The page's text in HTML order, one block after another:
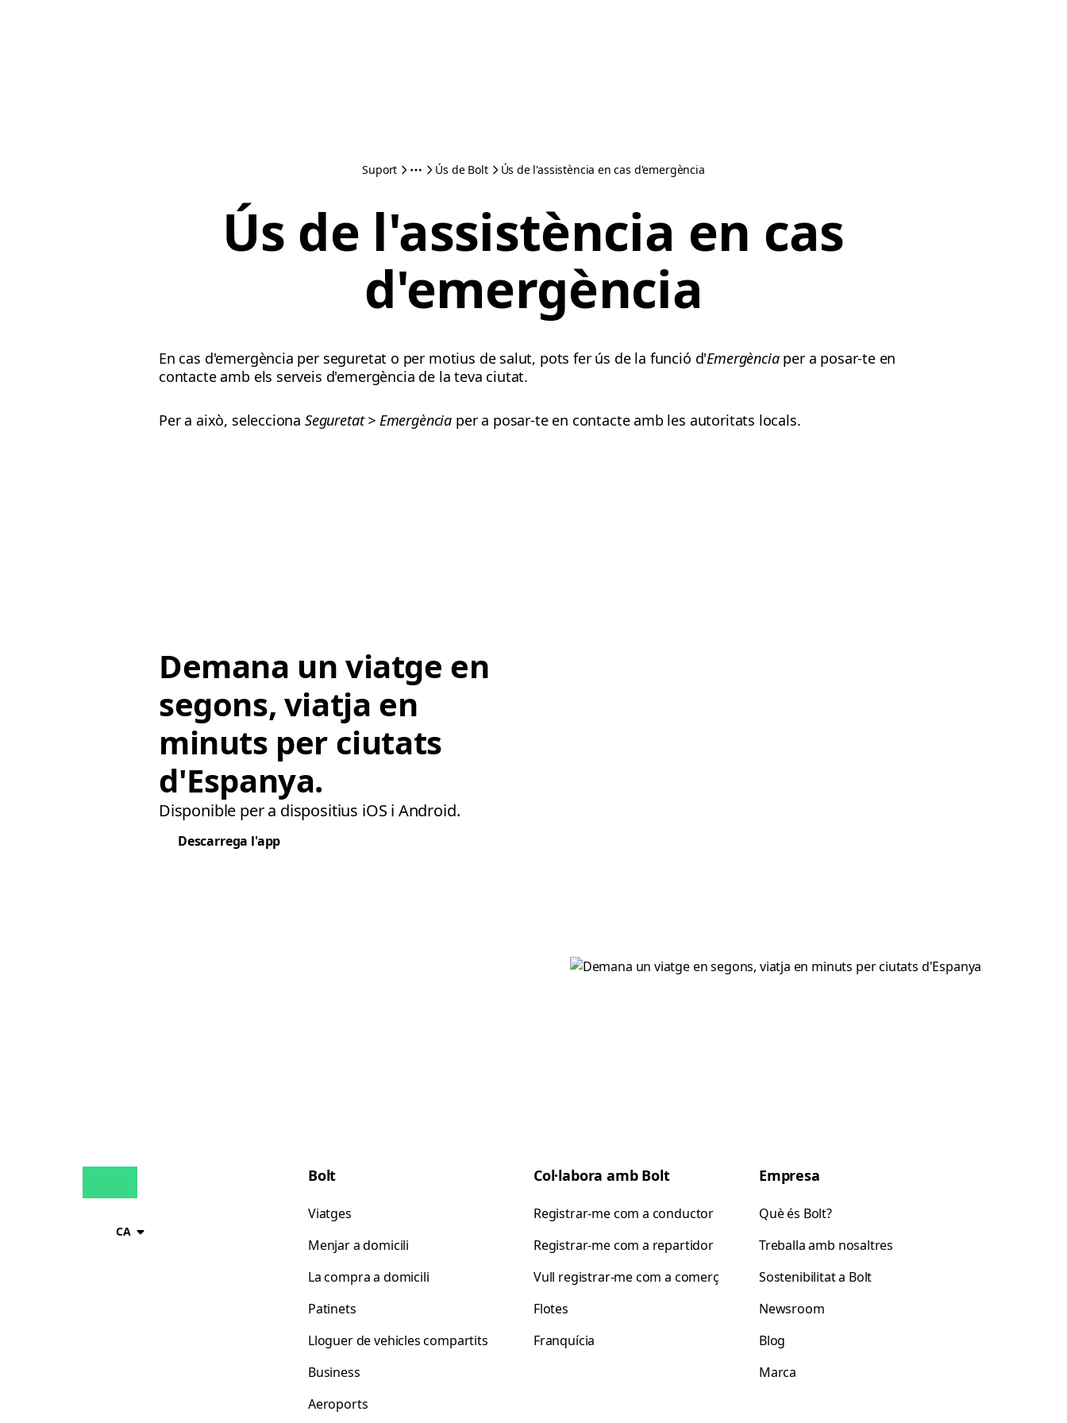
Suport Ús de Bolt Ús de l'assistència en cas d'emergència
Ús de l'assistència en cas
d'emergència
En cas d'emergència per seguretat o per motius de salut, pots fer ús de la funció d'Emergènciaper a posar-te en
contacte amb els serveis d'emergència de la teva ciutat.
Per a això, selecciona Seguretat > Emergència per a posar-te en contacte amb les autoritats locals.
Demana un viatge en
segons, viatja en
minuts per ciutats
d'Espanya.
Disponible per a dispositius iOS i Android.
Descarrega l'app
CA
Bolt
Viatges
Menjar a domicili
La compra a domicili
Patinets
Lloguer de vehicles compartits
Business
Aeroports
Col·labora amb Bolt
Registrar-me com a conductor
Registrar-me com a repartidor
Vull registrar-me com a comerç
Flotes
Franquícia
Empresa
Què és Bolt?
Treballa amb nosaltres
Sostenibilitat a Bolt
Newsroom
Blog
Marca